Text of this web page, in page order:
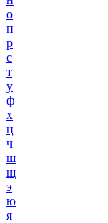
о
п
р
с
т
у
ф
х
ц
ч
ш
щ
э
ю
я